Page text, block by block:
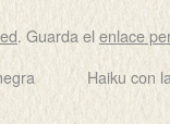
. Guarda elenlace
Haiku con